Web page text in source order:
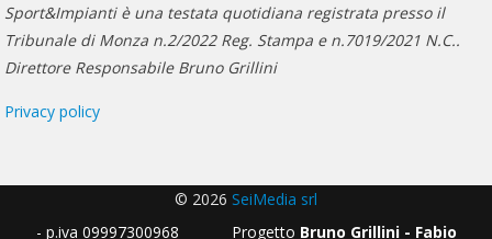
Sport&Impianti è una testata quotidiana registrata presso il
Tribunale di Monza n.2/2022 Reg. Stampa e n.7019/2021 N.C..
Direttore Responsabile Bruno Grillini
Privacy policy
© 2026 SeiMedia srl
- p.iva 09997300968 Progetto Bruno Grillini - Fabio